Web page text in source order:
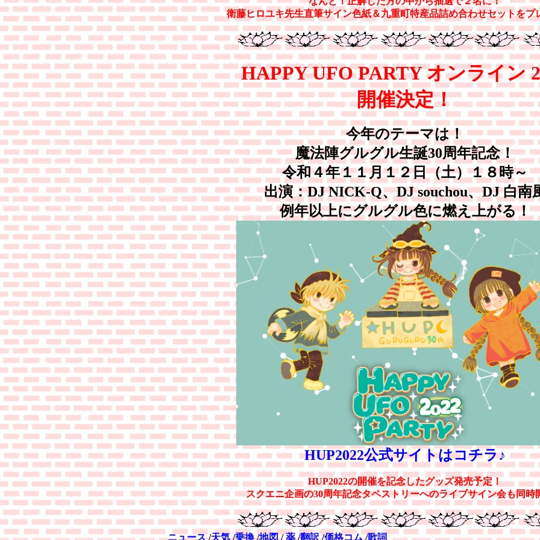
衛藤ヒロユキ先生直筆サイン色紙＆九重町特産品詰め合わせセットをプ
HAPPY UFO PARTY オンライン
開催決定！
今年のテーマは！
魔法陣グルグル生誕30周年記念！
令和４年１１月１２日（土）１８時～
出演：DJ NICK-Q、DJ souchou、DJ 白南
例年以上にグルグル色に燃え上がる！
HUP2022公式サイトはコチラ♪
HUP2022の開催を記念したグッズ発売予定！
スクエニ企画の30周年記念タペストリーへのライブサイン会も同時
ニュース/天気/乗換/地図/薬/翻訳/価格コム/歌詞